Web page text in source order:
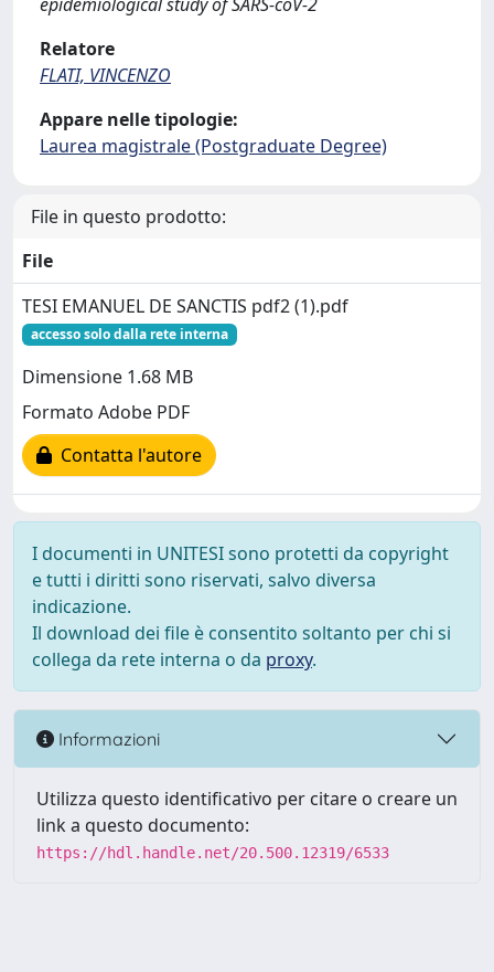
Relatore
FLATI, VINCENZO
Appare nelle tipologie:
Laurea magistrale (Postgraduate Degree)
File in questo prodotto:
File
TESI EMANUEL DE SANCTIS pdf2 (1).pdf
accesso solo dalla rete interna
Dimensione 1.68 MB
Formato Adobe PDF
Contatta l'autore
I documenti in UNITESI sono protetti da copyright
e tutti i diritti sono riservati, salvo diversa
indicazione.
Il download dei file è consentito soltanto per chi si
collega da rete interna o da proxy.
Informazioni
Utilizza questo identificativo per citare o creare un
link a questo documento:
https://hdl.handle.net/20.500.12319/6533